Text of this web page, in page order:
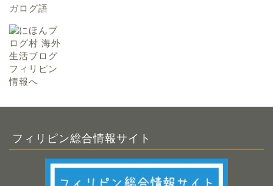
フィリピン総合情報サイト